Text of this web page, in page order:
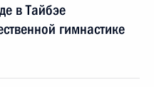
в Тайбэе
гимнастике